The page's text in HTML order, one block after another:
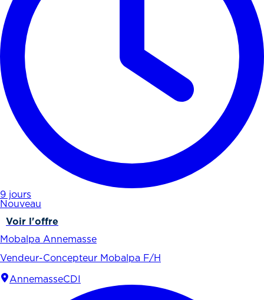
9 jours
Nouveau
Voir l'offre
Mobalpa Annemasse
Vendeur-Concepteur Mobalpa F/H
AnnemasseCDI